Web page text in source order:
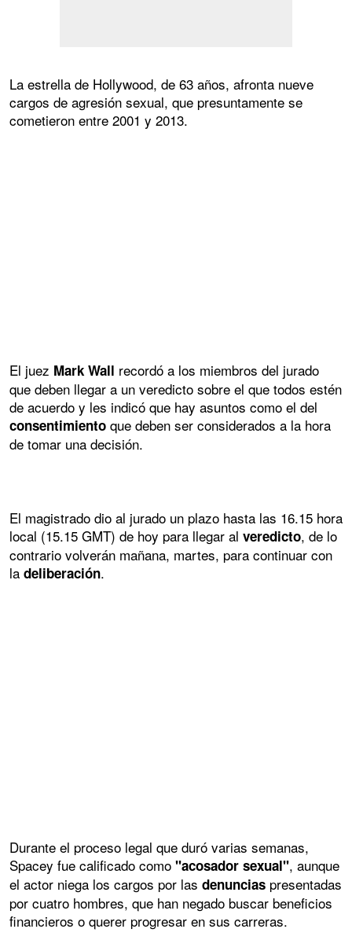
La estrella de Hollywood, de 63 años, afronta nueve
cargos de agresión sexual, que presuntamente se
cometieron entre 2001 y 2013.
El juez Mark Wall recordó a los miembros del jurado
que deben llegar a un veredicto sobre el que todos estén
de acuerdo y les indicó que hay asuntos como el del
consentimiento que deben ser considerados a la hora
de tomar una decisión.
El magistrado dio al jurado un plazo hasta las 16.15 hora
local (15.15 GMT) de hoy para llegar al veredicto, de lo
contrario volverán mañana, martes, para continuar con
la deliberación.
Durante el proceso legal que duró varias semanas,
Spacey fue calificado como "acosador sexual", aunque
el actor niega los cargos por las denuncias presentadas
por cuatro hombres, que han negado buscar beneficios
financieros o querer progresar en sus carreras.